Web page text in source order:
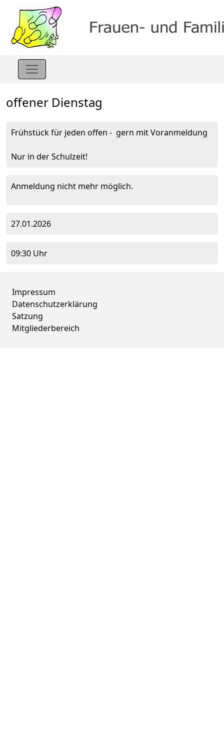
offener Dienstag
Frühstück für jeden offen - gern mit Voranmeldung
Nur in der Schulzeit!
Anmeldung nicht mehr möglich.
27.01.2026
09:30 Uhr
Impressum
Datenschutzerklärung
Satzung
Mitgliederbereich